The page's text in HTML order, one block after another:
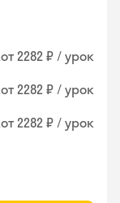
от 2282 ₽ / урок
от 2282 ₽ / урок
от 2282 ₽ / урок